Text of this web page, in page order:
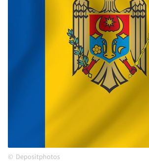
Depositphotos